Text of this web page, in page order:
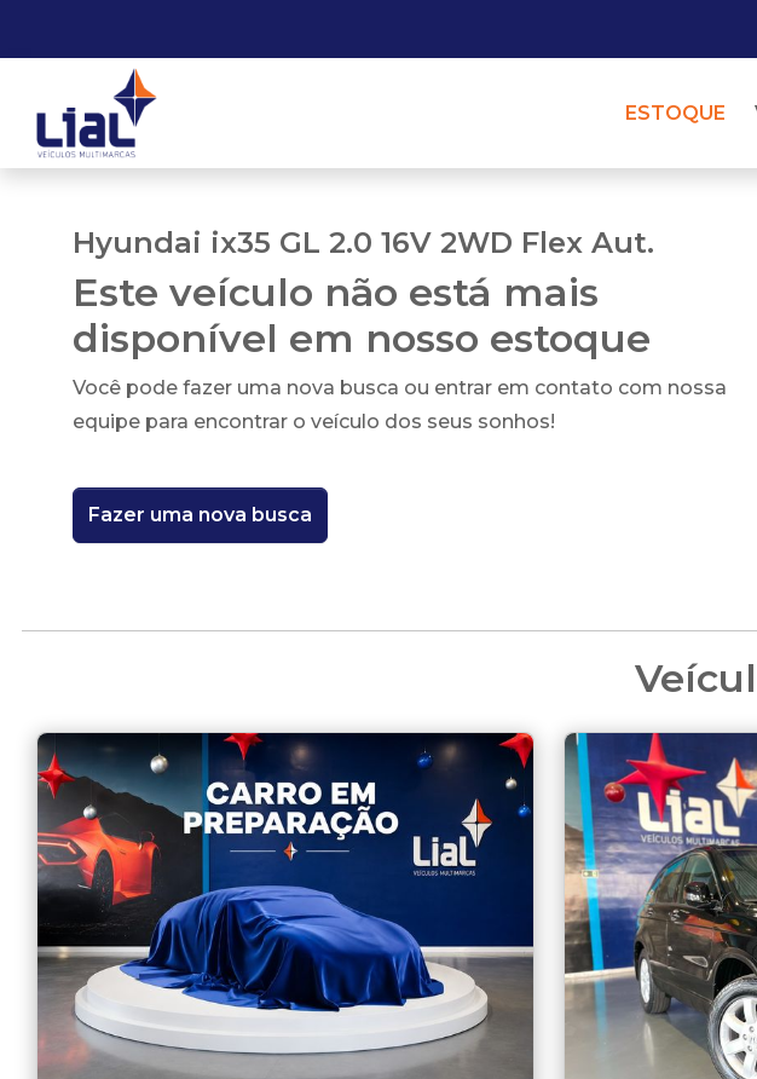
ESTOQUE
Hyundai ix35 GL 2.0 16V 2WD Flex Aut.
Este veículo não está mais
disponível em nosso estoque
Você pode fazer uma nova busca ou entrar em contato com nossa
equipe para encontrar o veículo dos seus sonhos!
Fazer uma nova busca